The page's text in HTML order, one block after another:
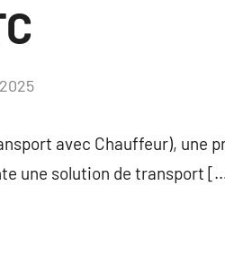
avec Chauffeur), une
une solution de transport